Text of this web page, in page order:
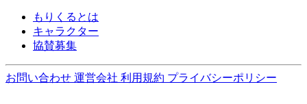
もりくるとは
キャラクター
協賛募集
お問い合わせ 運営会社 利用規約 プライバシーポリシー